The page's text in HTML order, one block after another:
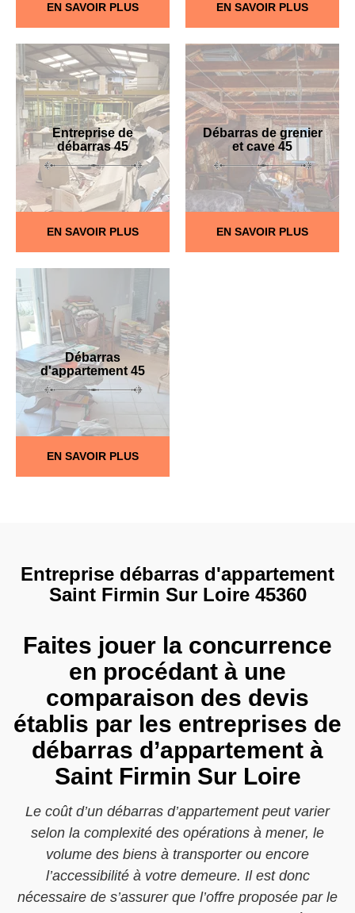
EN SAVOIR PLUS EN SAVOIR PLUS
Entreprise de
débarras 45
EN SAVOIR PLUS
Débarras de grenier
et cave 45
EN SAVOIR PLUS
Débarras
d'appartement 45
EN SAVOIR PLUS
Entreprise débarras d'appartement
Saint Firmin Sur Loire 45360
Faites jouer la concurrence
en procédant à une
comparaison des devis
établis par les entreprises de
débarras d’appartement à
Saint Firmin Sur Loire
Le coût d’un débarras d’appartement peut varier
selon la complexité des opérations à mener, le
volume des biens à transporter ou encore
l’accessibilité à votre demeure. Il est donc
nécessaire de s’assurer que l’offre proposée par le